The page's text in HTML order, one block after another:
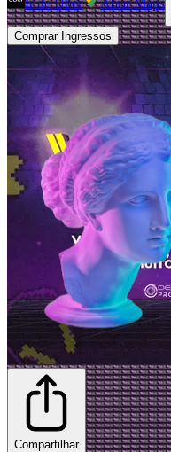
Comprar Ingressos
Compartilhar